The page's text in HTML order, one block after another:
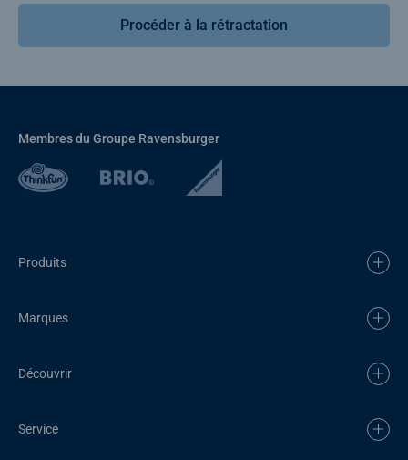
Procéder à la rétractation
Membres du Groupe Ravensburger
Produits
Marques
Découvrir
Service